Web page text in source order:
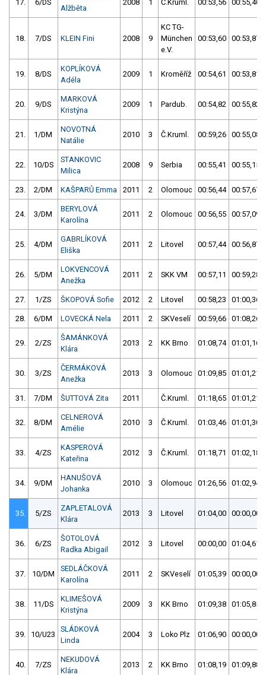
17. 6/DS
Alžběta
2008 1 Č.Kruml. 00:53,56 00:55,40
18. 7/DS KLEIN Fini 2008 9
KC TG-
München
e.V.
00:53,60 00:53,87
19. 8/DS
KOPLÍKOVÁ
Adéla
2009 1 Kroměříž 00:54,61 00:53,81
20. 9/DS
MARKOVÁ
Kristýna
2009 1 Pardub. 00:54,82 00:55,82
21. 1/DM
NOVOTNÁ
Natálie
2010 3 Č.Kruml. 00:59,26 00:55,08
22. 10/DS
STANKOVIC
Milica
2008 9 Serbia 00:55,41 00:55,15
23. 2/DM KAŠPARŮ Emma 2011 2 Olomouc 00:56,44 00:57,67
24. 3/DM
BERYLOVÁ
Karolína
2011 2 Olomouc 00:56,55 00:57,09
25. 4/DM
GABRLÍKOVÁ
Eliška
2011 2 Litovel 00:57,44 00:56,87
26. 5/DM
LOKVENCOVÁ
Anežka
2011 2 SKK VM 00:57,11 00:59,28
27. 1/ZS ŠKOPOVÁ Sofie 2012 2 Litovel 00:58,23 01:00,36
28. 6/DM LOVECKÁ Nela 2011 2 SKVeselí 00:59,66 01:08,26
29. 2/ZS
ŠAMÁNKOVÁ
Klára
2013 2 KK Brno 01:08,74 01:01,16
30. 3/ZS
ČERMÁKOVÁ
Anežka
2013 3 Olomouc 01:09,85 01:01,21
31. 7/DM ŠUTTOVÁ Zita 2011 Č.Kruml. 01:18,65 01:01,21
32. 8/DM
CELNEROVÁ
Amélie
2010 3 Č.Kruml. 01:03,46 01:01,30
33. 4/ZS
KASPEROVÁ
Kateřina
2012 3 Č.Kruml. 01:18,71 01:02,18
34. 9/DM
HANUŠOVÁ
Johanka
2010 3 Olomouc 01:26,56 01:02,94
35. 5/ZS
ZAPLETALOVÁ
Klára
2013 3 Litovel 01:04,00 00:00,00
36. 6/ZS
ŠOTOLOVÁ
Radka Abigail
2012 3 Litovel 00:00,00 01:04,61
37. 10/DM
SEDLÁČKOVÁ
Karolína
2011 2 SKVeselí 01:05,39 00:00,00
38. 11/DS
KLIMEŠOVÁ
Kristýna
2009 3 KK Brno 01:09,38 01:05,85
39. 10/U23
SLÁDKOVÁ
Linda
2004 3 Loko Plz 01:06,90 00:00,00
40. 7/ZS
NEKUDOVÁ
Klára
2013 2 KK Brno 01:08,19 01:09,88